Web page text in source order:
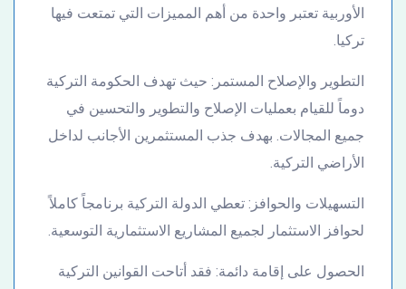
الأوربية تعتبر واحدة من أهم المميزات التي تمتعت فيها
تركيا.
التطوير والإصلاح المستمر: حيث تهدف الحكومة التركية
دوماً للقيام بعمليات الإصلاح والتطوير والتحسين في
جميع المجالات. بهدف جذب المستثمرين الأجانب لداخل
الأراضي التركية.
التسهيلات والحوافز: تعطي الدولة التركية برنامجاً كاملاً
لحوافز الاستثمار لجميع المشاريع الاستثمارية التوسعية.
الحصول على إقامة دائمة: فقد أتاحت القوانين التركية